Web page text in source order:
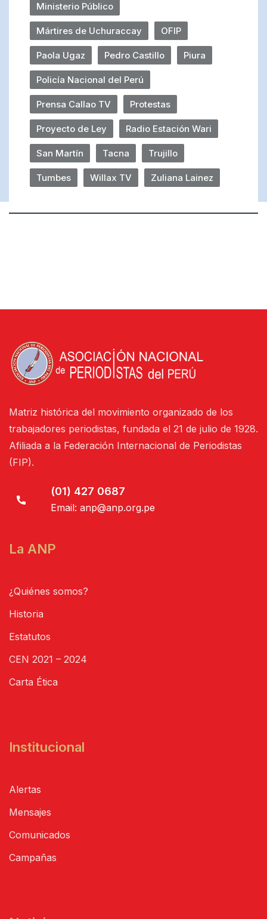
Ministerio Público
Mártires de Uchuraccay OFIP
Paola Ugaz Pedro Castillo Piura
Policía Nacional del Perú
Prensa Callao TV Protestas
Proyecto de Ley Radio Estación Wari
San Martín Tacna Trujillo
Tumbes Willax TV Zuliana Lainez
Matriz histórica del movimiento organizado de los
trabajadores periodistas, fundada el 21 de julio de 1928.
Afiliada a la Federación Internacional de Periodistas
(FIP).
(01) 427 0687
Email: anp@anp.org.pe
La ANP
¿Quiénes somos?
Historia
Estatutos
CEN 2021 – 2024
Carta Ética
Institucional
Alertas
Mensajes
Comunicados
Campañas